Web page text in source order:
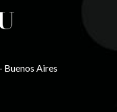
Buenos Aires